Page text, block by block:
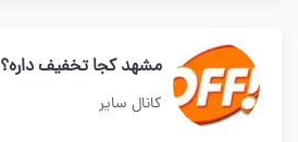
مشهد کجا تخفیف داره؟
کانال سایر